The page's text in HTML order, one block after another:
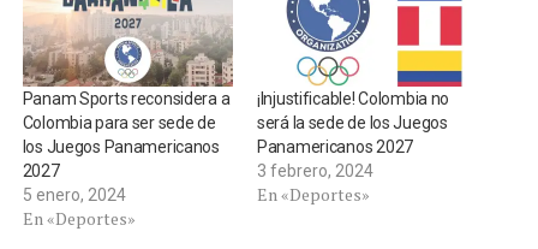
Panam Sports reconsidera a
Colombia para ser sede de
los Juegos Panamericanos
2027
5 enero, 2024
En «Deportes»
¡Injustificable! Colombia no
será la sede de los Juegos
Panamericanos 2027
3 febrero, 2024
En «Deportes»